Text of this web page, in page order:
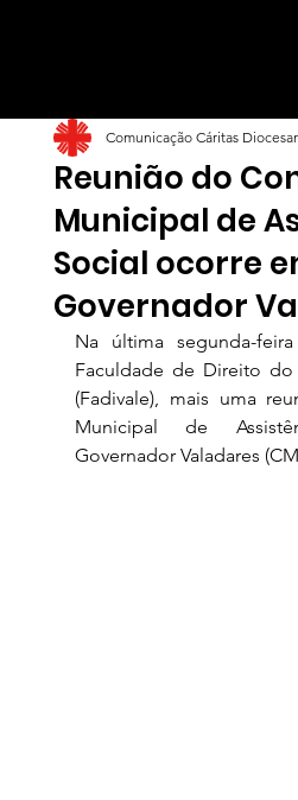
Reunião do
Municipal de
Social ocorre
Governador
Comunicação Cáritas
Na última segunda-
Faculdade de Direito
(Fadivale), mais uma
Municipal de
Governador Valadares